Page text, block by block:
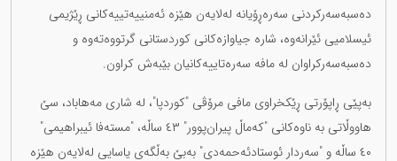
دەسبەسەرکردنی سەرەڕۆیانە لەلایەن هێزە ئەمنییەتییەکانی ڕێژیمی
ئیسلامیی ئێرانەوە، شارە جیاوازەکانی کوردستانی گرتووەتەوە و
دەسبەسەرکراوان لە مافە سەرەتاییەکانیان بێبەش کراون.
بەپێی ڕاپۆرتی ڕێکخراوی مافی مرۆڤی "کوردپا"، لە شاری مەهاباد، سێ
هاووڵاتی بە ناوەکانی "کەماڵ پیران‌پوور" ٤٣ ساڵە، "مستەفا ئیبراهیمی"
٤٠ ساڵە و "سەردار ئوستادئەحمەدی" بەبێ بەڵگەی یاسایی لەلایەن هێزە